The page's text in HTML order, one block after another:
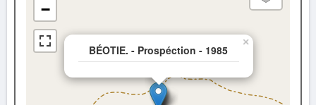
BÉOTIE. - Prospéction - 1985
×
−